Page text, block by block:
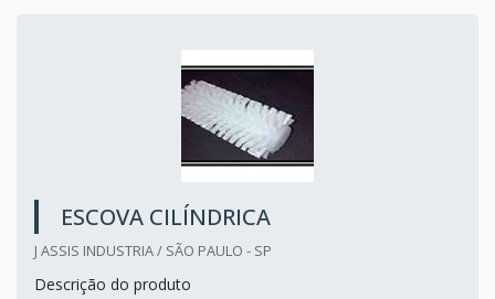
ESCOVA CILÍNDRICA
J ASSIS INDUSTRIA / SÃO PAULO - SP
Descrição do produto